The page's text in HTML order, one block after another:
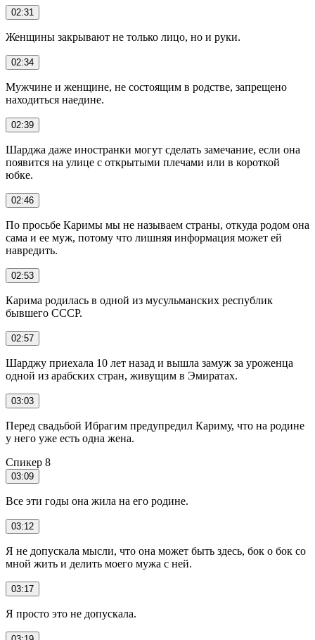
02:31
Женщины закрывают не только лицо, но и руки.
02:34
Мужчине и женщине, не состоящим в родстве, запрещено
находиться наедине.
02:39
Шарджа даже иностранки могут сделать замечание, если она
появится на улице с открытыми плечами или в короткой
юбке.
02:46
По просьбе Каримы мы не называем страны, откуда родом она
сама и ее муж, потому что лишняя информация может ей
навредить.
02:53
Карима родилась в одной из мусульманских республик
бывшего СССР.
02:57
Шарджу приехала 10 лет назад и вышла замуж за уроженца
одной из арабских стран, живущим в Эмиратах.
03:03
Перед свадьбой Ибрагим предупредил Кариму, что на родине
у него уже есть одна жена.
Спикер 8
03:09
Все эти годы она жила на его родине.
03:12
Я не допускала мысли, что она может быть здесь, бок о бок со
мной жить и делить моего мужа с ней.
03:17
Я просто это не допускала.